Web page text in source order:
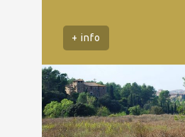
+ info